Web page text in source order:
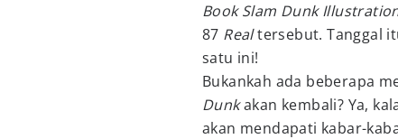
Book Slam Dunk
87 Realtersebut. Tanggal
satu ini!
Bukankah ada beberapa
Dunkakan kembali? Ya,
akan mendapati kabar-